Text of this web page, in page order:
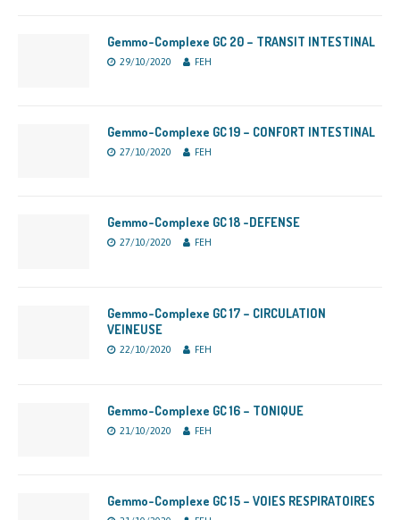
Gemmo-Complexe GC 20 – TRANSIT INTESTINAL
29/10/2020 FEH
Gemmo-Complexe GC 19 – CONFORT INTESTINAL
27/10/2020 FEH
Gemmo-Complexe GC 18 -DEFENSE
27/10/2020 FEH
Gemmo-Complexe GC 17 – CIRCULATION
VEINEUSE
22/10/2020 FEH
Gemmo-Complexe GC 16 – TONIQUE
21/10/2020 FEH
Gemmo-Complexe GC 15 – VOIES RESPIRATOIRES